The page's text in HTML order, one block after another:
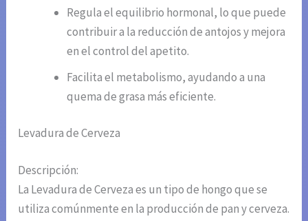
Regula el equilibrio hormonal, lo que puede
contribuir a la reducción de antojos y mejora
en el control del apetito.
Facilita el metabolismo, ayudando a una
quema de grasa más eficiente.
Levadura de Cerveza
Descripción:
La Levadura de Cerveza es un tipo de hongo que se
utiliza comúnmente en la producción de pan y cerveza.